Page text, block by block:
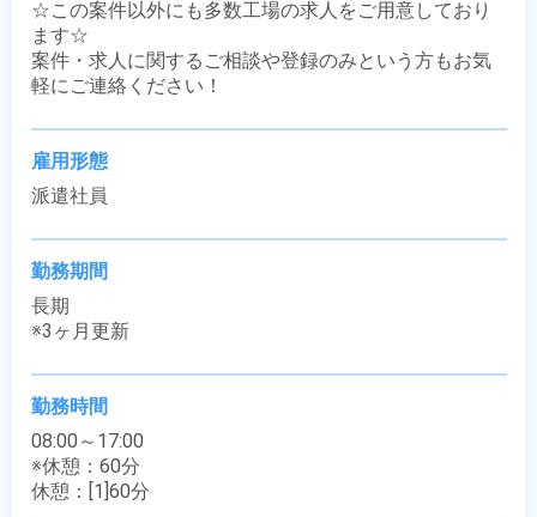
☆この案件以外にも多数工場の求人をご用意しており
ます☆
案件・求人に関するご相談や登録のみという方もお気
軽にご連絡ください！
雇用形態
派遣社員
勤務期間
長期
※3ヶ月更新
勤務時間
08:00～17:00
※休憩：60分
休憩：[1]60分